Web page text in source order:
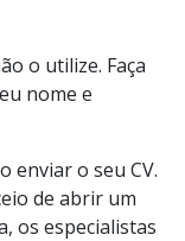
o utilize. Faça
nome e
enviar o seu CV.
de abrir um
os especialistas